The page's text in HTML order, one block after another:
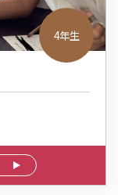
4年生